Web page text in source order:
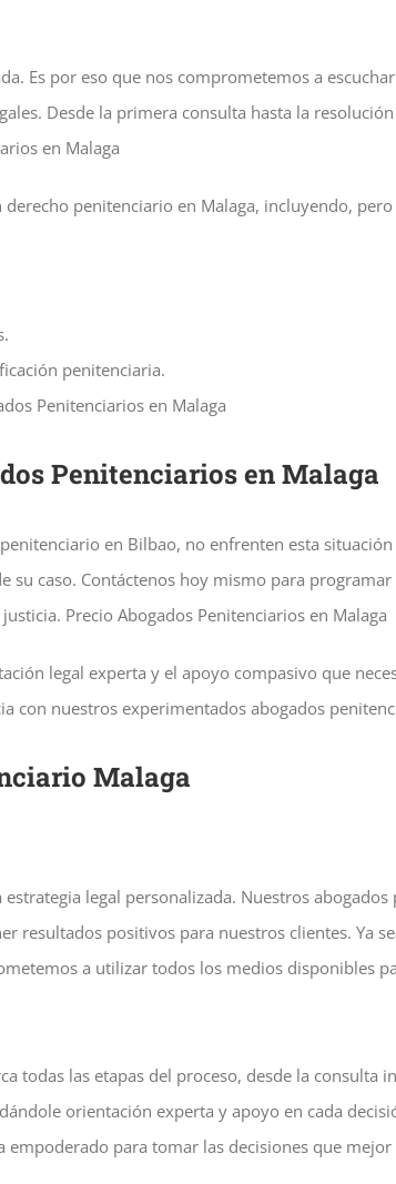
Es por eso que nos comprometemos a
Desde la primera consulta hasta la
en Malaga
penitenciario en Malaga, incluyendo,
penitenciaria.
Penitenciarios en Malaga
Penitenciarios en Malaga
en Bilbao, no enfrenten esta
su caso. Contáctenos hoy mismo para
Precio Abogados Penitenciarios en Malaga
legal experta y el apoyo compasivo que
con nuestros experimentados abogados
Malaga
legal personalizada. Nuestros
resultados positivos para nuestros clientes. Ya
a utilizar todos los medios disponibles
todas las etapas del proceso, desde la consulta
orientación experta y apoyo en cada
para tomar las decisiones que